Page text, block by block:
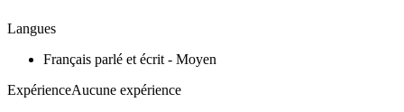
Langues
Français parlé et écrit - Moyen
ExpérienceAucune expérience